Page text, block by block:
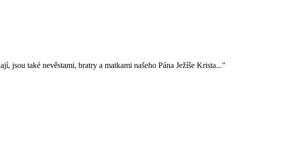
jsou také nevěstami, bratry a matkami našeho Pána Ježíše Krista..."